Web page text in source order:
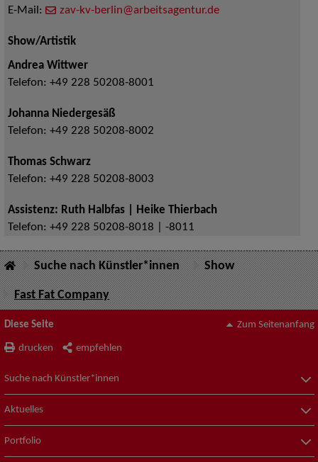
E-Mail:
zav-kv-berlin@arbeitsagentur.de
Show/Artistik
Andrea Wittwer
Telefon: +49 228 50208-8001
Johanna Niedergesäß
Telefon: +49 228 50208-8002
Thomas Schwarz
Telefon: +49 228 50208-8003
Assistenz: Ruth Halbfas | Heike Thierbach
Telefon: +49 228 50208-8018 | -8011
Suche nach Künstler*innen Show
Fast Fat Company
Diese Seite
drucken empfehlen
Zum Seitenanfang
Suche nach Künstler*innen
Aktuelles
Portfolio